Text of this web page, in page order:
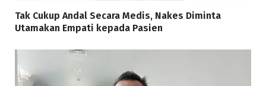
Tak Cukup Andal Secara Medis, Nakes Diminta
Utamakan Empati kepada Pasien